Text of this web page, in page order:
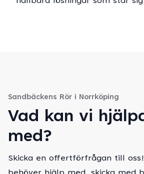
Sandbäckens Rör i Norrköping
Vad kan vi
med?
Skicka en offertförfrågan till